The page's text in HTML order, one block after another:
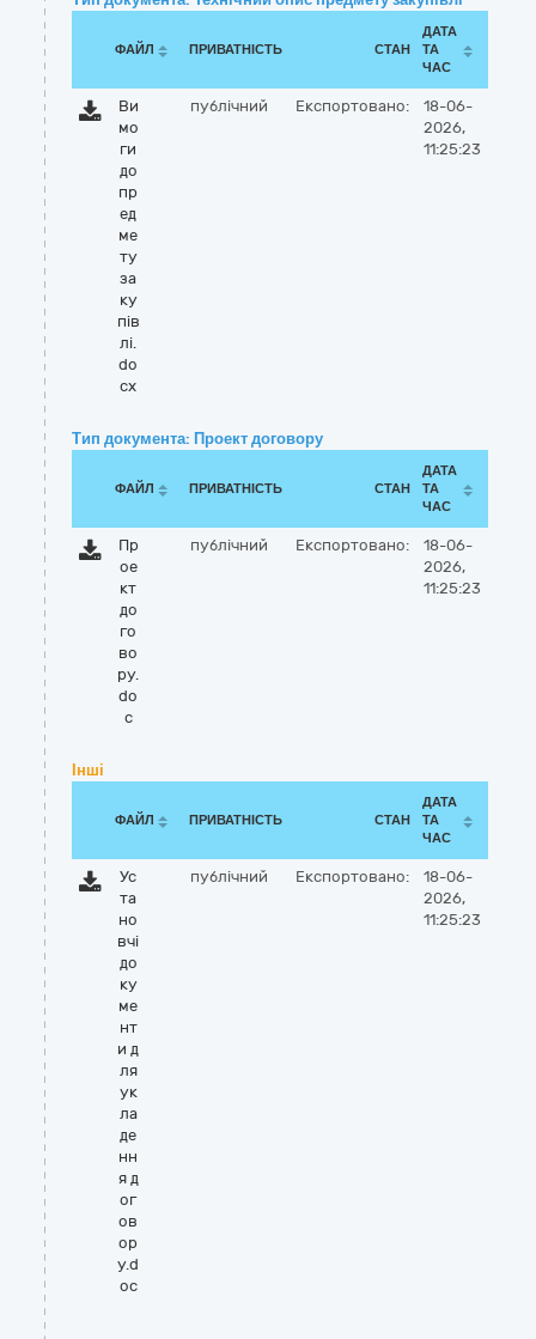
ФАЙЛ ПРИВАТНІСТЬ СТАН
ДАТА
ТА
ЧАС
Ви
мо
ги
до
пр
ед
ме
ту
за
ку
пів
лі.
do
cx
публічний Експортовано:
18-06-
2026,
11:25:23
Тип документа: Проект договору
ФАЙЛ ПРИВАТНІСТЬ СТАН
ДАТА
ТА
ЧАС
Пр
ое
кт
до
го
во
ру.
do
c
публічний Експортовано:
18-06-
2026,
11:25:23
Інші
ФАЙЛ ПРИВАТНІСТЬ СТАН
ДАТА
ТА
ЧАС
Ус
та
но
вчі
до
ку
ме
нт
и д
ля
ук
ла
де
нн
я д
ог
ов
ор
у.d
oc
публічний Експортовано:
18-06-
2026,
11:25:23